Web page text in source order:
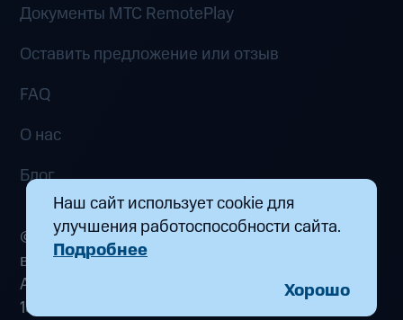
Наш сайт использует cookie для
улучшения работоспособности сайта.
Подробнее
Хорошо
Документы MTC RemotePlay
Оставить предложение или отзыв
FAQ
О нас
Блог
© 2026 ООО «Маркетплейс распределенных
вычислений». Все права защищены
Адрес: 115432, г. Москва, пр-кт Андропова, д.
18, к. 9 Почта: